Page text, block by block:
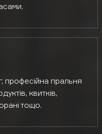
професійна пральня
квитків,
тощо.